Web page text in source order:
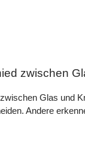
zwischen
Glas und
Andere